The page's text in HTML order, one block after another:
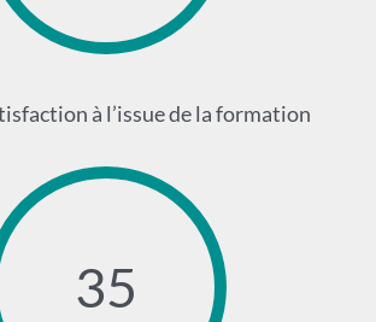
à l’issue de la formation
35